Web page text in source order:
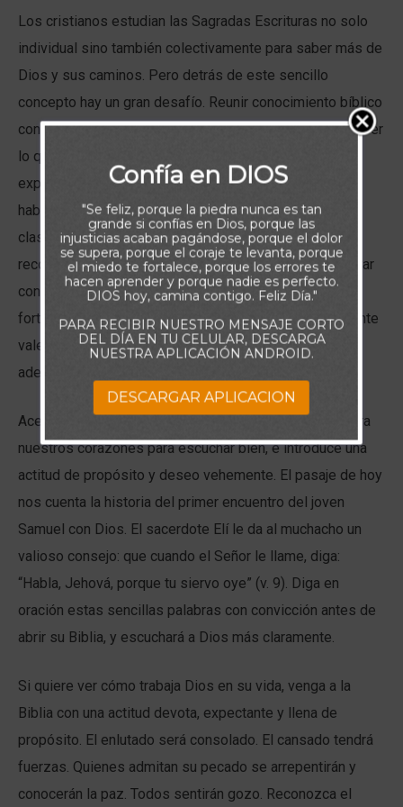
Los cristianos estudian las Sagradas Escrituras no solo
individual sino también colectivamente para saber más de
Dios y sus caminos. Pero detrás de este sencillo
concepto hay un gran desafío. Reunir conocimiento bíblico
con propósito significa proponernos de corazón obedecer
lo que escuchamos (Sal 119.33). Y hacerlo con
expectación significa que creemos que el Señor nos
hablará específicamente (Sal 25.4). Los sermones, las
clases de la escuela dominical, y los tiempos de
recogimiento privados, son cosas que debemos esperar
con interés. Dios usa todo esto para edificarnos,
fortalecernos y consolarnos; escuchar al Señor realmente
vale la pena. Y la obediencia es la única respuesta
adecuada a esta clase de atención personal.
Acercarnos devotamente a la lectura de la Biblia prepara
nuestros corazones para escuchar bien, e introduce una
actitud de propósito y deseo vehemente. El pasaje de hoy
nos cuenta la historia del primer encuentro del joven
Samuel con Dios. El sacerdote Elí le da al muchacho un
valioso consejo: que cuando el Señor le llame, diga:
“Habla, Jehová, porque tu siervo oye” (v. 9). Diga en
oración estas sencillas palabras con convicción antes de
abrir su Biblia, y escuchará a Dios más claramente.
Si quiere ver cómo trabaja Dios en su vida, venga a la
Biblia con una actitud devota, expectante y llena de
propósito. El enlutado será consolado. El cansado tendrá
fuerzas. Quienes admitan su pecado se arrepentirán y
conocerán la paz. Todos sentirán gozo. Reconozca el
Confía en DIOS
"Se feliz, porque la piedra nunca es tan
grande si confías en Dios, porque las
injusticias acaban pagándose, porque el dolor
se supera, porque el coraje te levanta, porque
el miedo te fortalece, porque los errores te
hacen aprender y porque nadie es perfecto.
DIOS hoy, camina contigo. Feliz Día."
PARA RECIBIR NUESTRO MENSAJE CORTO
DEL DÍA EN TU CELULAR, DESCARGA
NUESTRA APLICACIÓN ANDROID.
DESCARGAR APLICACION